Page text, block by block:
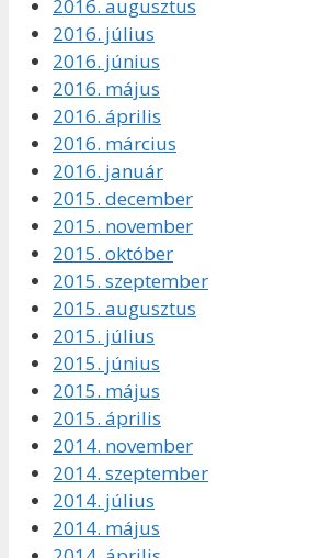
2016. augusztus
2016. július
2016. június
2016. május
2016. április
2016. március
2016. január
2015. december
2015. november
2015. október
2015. szeptember
2015. augusztus
2015. július
2015. június
2015. május
2015. április
2014. november
2014. szeptember
2014. július
2014. május